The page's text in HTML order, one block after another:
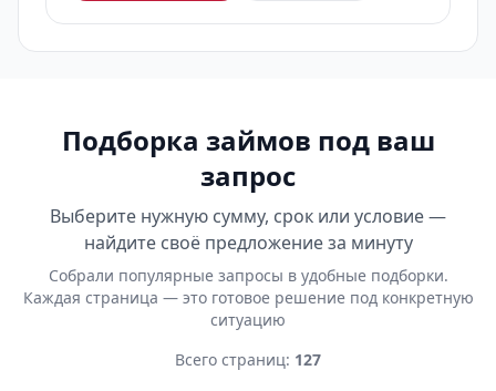
Подборка займов под ваш
запрос
Выберите нужную сумму, срок или условие —
найдите своё предложение за минуту
Собрали популярные запросы в удобные подборки.
Каждая страница — это готовое решение под конкретную
ситуацию
Всего страниц: 127